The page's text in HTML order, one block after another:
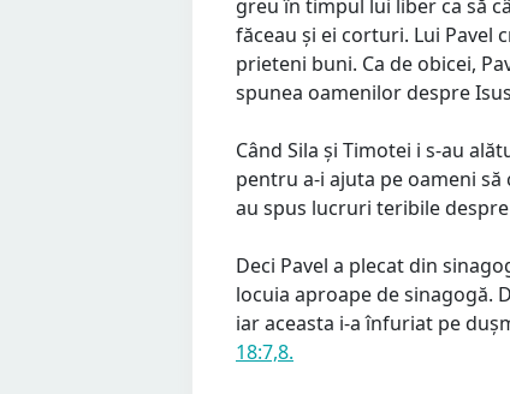
greu în timpul lui liber ca să
făceau și ei corturi. Lui Pavel
prieteni buni. Ca de obicei,
spunea oamenilor despre
Când Sila și Timotei i s-au
pentru a-i ajuta pe oameni
au spus lucruri teribile
Deci Pavel a plecat din
locuia aproape de sinagogă.
iar aceasta i-a înfuriat pe
18:7,8.